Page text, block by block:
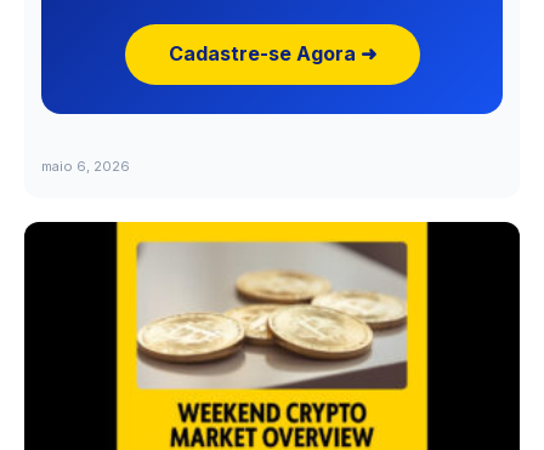
Cadastre-se Agora ➜
maio 6, 2026